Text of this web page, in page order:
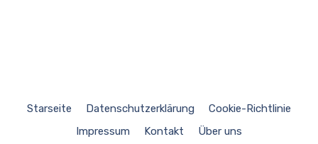
Starseite Datenschutzerklärung
Cookie-Richtlinie
Impressum
Kontakt Über uns